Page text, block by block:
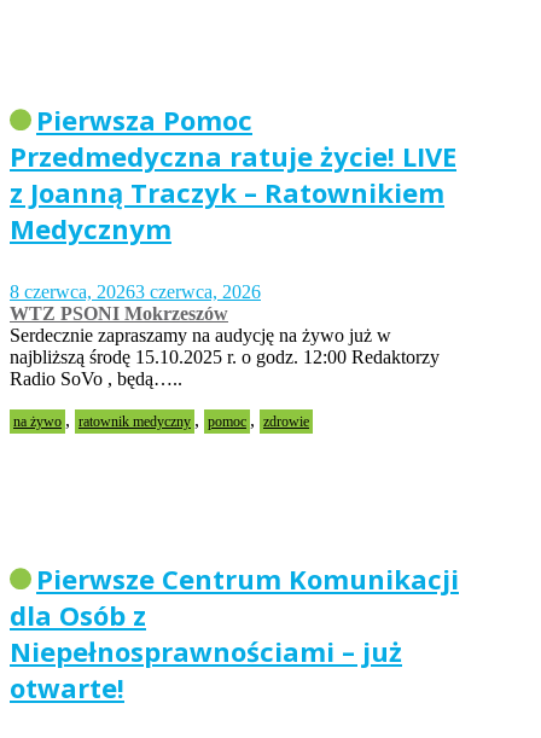
Pierwsza Pomoc
Przedmedyczna ratuje życie! LIVE
z Joanną Traczyk – Ratownikiem
Medycznym
8 czerwca, 20263 czerwca, 2026
WTZ PSONI Mokrzeszów
Serdecznie zapraszamy na audycję na żywo już w
najbliższą środę 15.10.2025 r. o godz. 12:00 Redaktorzy
Radio SoVo , będą…..
na żywo , ratownik medyczny , pomoc , zdrowie
Pierwsze Centrum Komunikacji
dla Osób z
Niepełnosprawnościami – już
otwarte!